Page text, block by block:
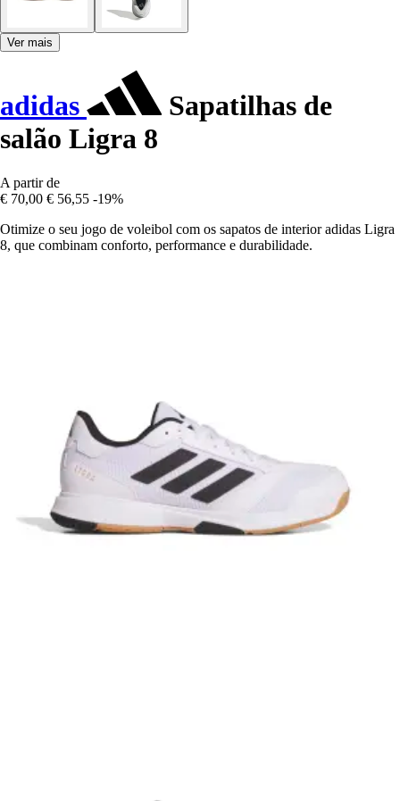
Ver mais
adidas
Sapatilhas de
salão Ligra 8
A partir de
€ 70,00 € 56,55 -19%
Otimize o seu jogo de voleibol com os sapatos de interior adidas Ligra
8, que combinam conforto, performance e durabilidade.